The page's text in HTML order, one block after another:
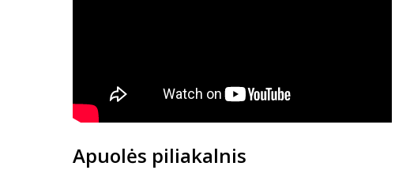
Apuolės piliakalnis